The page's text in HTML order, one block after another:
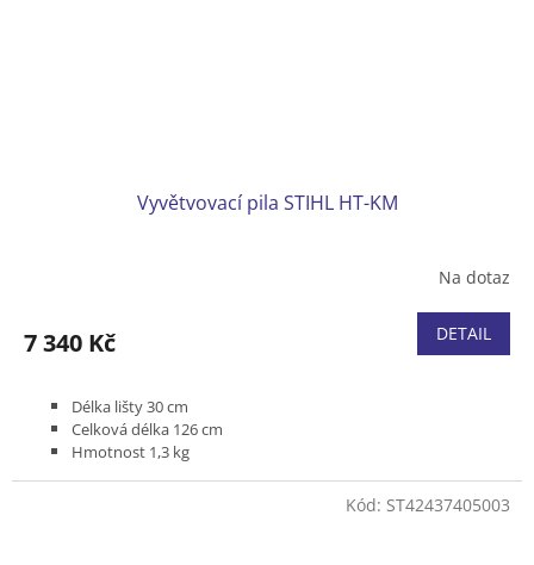
Vyvětvovací pila STIHL HT-KM
Na dotaz
7 340 Kč DETAIL
Délka lišty 30 cm
Celková délka 126 cm
Hmotnost 1,3 kg
Pro Kombimotory s kruhovou rukojetí (R)Kód: ST42437405003